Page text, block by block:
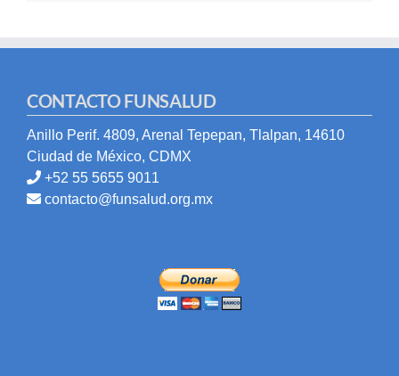
CONTACTO FUNSALUD
Anillo Perif. 4809, Arenal Tepepan, Tlalpan, 14610
Ciudad de México, CDMX
+52 55 5655 9011
contacto@funsalud.org.mx